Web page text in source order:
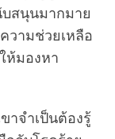
สนุนมากมาย
วามช่วยเหลือ
ห้มองหา
าจำเป็นต้องรู้